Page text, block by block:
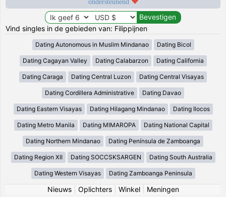
ondersteunend
Vind singles in de gebieden van: Filippijnen
Dating Autonomous in Muslim Mindanao Dating Bicol
Dating Cagayan Valley Dating Calabarzon Dating California
Dating Caraga Dating Central Luzon Dating Central Visayas
Dating Cordillera Administrative Dating Davao
Dating Eastern Visayas Dating Hilagang Mindanao Dating Ilocos
Dating Metro Manila Dating MIMAROPA Dating National Capital
Dating Northern Mindanao Dating Península de Zamboanga
Dating Region XII Dating SOCCSKSARGEN Dating South Australia
Dating Western Visayas Dating Zamboanga Peninsula
Nieuws| Oplichters| Winkel| Meningen